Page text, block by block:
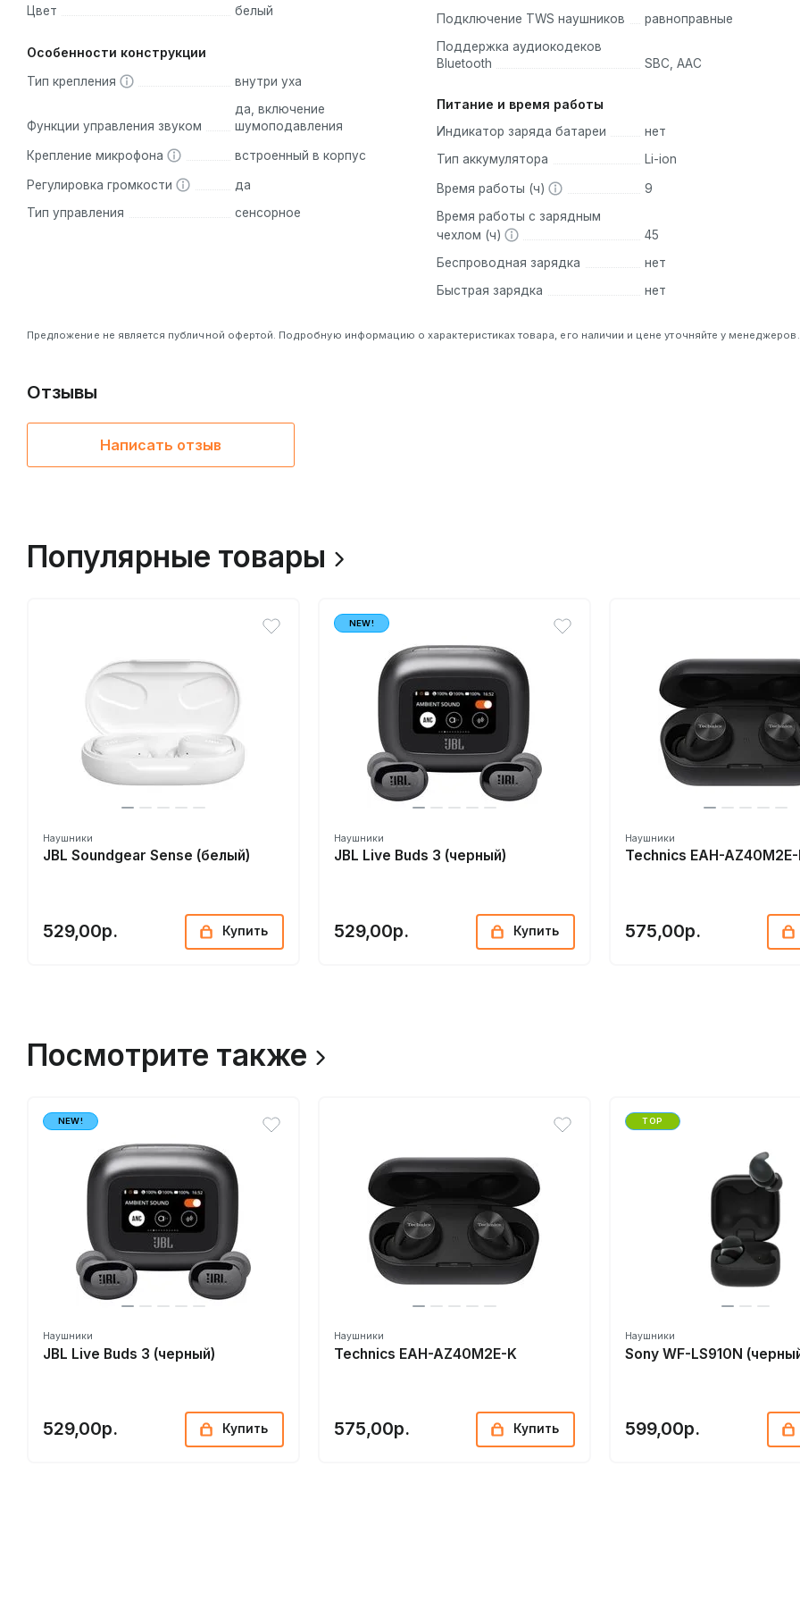
Цвет
белый
Особенности конструкции
Тип крепления внутри уха
Функции управления звуком
да, включение
шумоподавления
Крепление микрофона встроенный в корпус
Регулировка громкости
да
Тип управления
сенсорное
Подключение TWS наушников
равноправные
Поддержка аудиокодеков
Bluetooth
SBC, AAC
Питание и время работы
Индикатор заряда батареи
нет
Тип аккумулятора
Li-ion
Время работы (ч)
9
Время работы с зарядным
чехлом (ч)
45
Беспроводная зарядка
нет
Быстрая зарядка
нет
Предложение не является публичной офертой. Подробную информацию о характеристиках товара, его наличии и цене уточняйте у менеджеров.
Отзывы
Написать отзыв
Популярные товары
Наушники
JBL Soundgear Sense (белый)
529,00р. Купить
NEW!
Наушники
JBL Live Buds 3 (черный)
529,00р. Купить
Наушники
Technics EAH-
575,00р.
Посмотрите также
NEW!
Наушники
JBL Live Buds 3 (черный)
529,00р. Купить
Наушники
Technics EAH-AZ40M2E-K
575,00р. Купить
TOP
Наушники
Sony WF-LS910N
599,00р.